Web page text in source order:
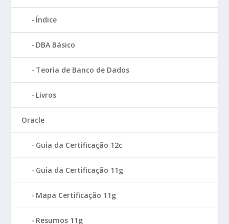
Índice
DBA Básico
Teoria de Banco de Dados
Livros
Oracle
Guia da Certificação 12c
Guia da Certificação 11g
Mapa Certificação 11g
Resumos 11g